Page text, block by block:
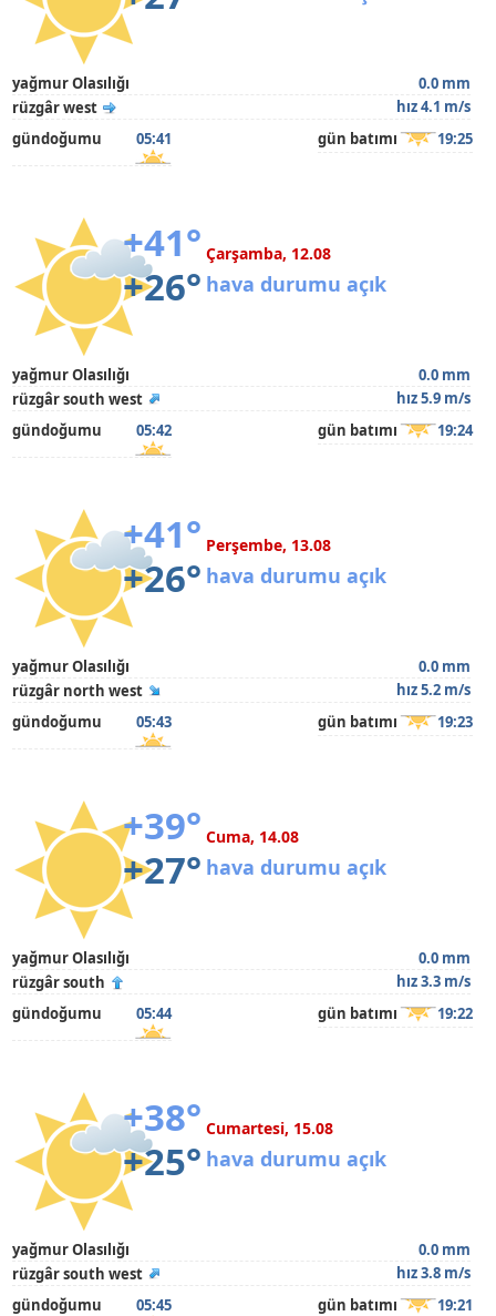
yağmur Olasılığı
0.0 mm
rüzgâr west
hız 4.1 m/s
gündoğumu
05:41 gün batımı 19:25
+41°
+26°
Çarşamba, 12.08
hava durumu açık
yağmur Olasılığı
0.0 mm
rüzgâr south west
hız 5.9 m/s
gündoğumu
05:42 gün batımı 19:24
+41°
+26°
Perşembe, 13.08
hava durumu açık
yağmur Olasılığı
0.0 mm
rüzgâr north west
hız 5.2 m/s
gündoğumu
05:43 gün batımı 19:23
+39°
+27°
Cuma, 14.08
hava durumu açık
yağmur Olasılığı
0.0 mm
rüzgâr south
hız 3.3 m/s
gündoğumu
05:44 gün batımı 19:22
+38°
+25°
Cumartesi, 15.08
hava durumu açık
yağmur Olasılığı
0.0 mm
rüzgâr south west
hız 3.8 m/s
gündoğumu
05:45 gün batımı 19:21